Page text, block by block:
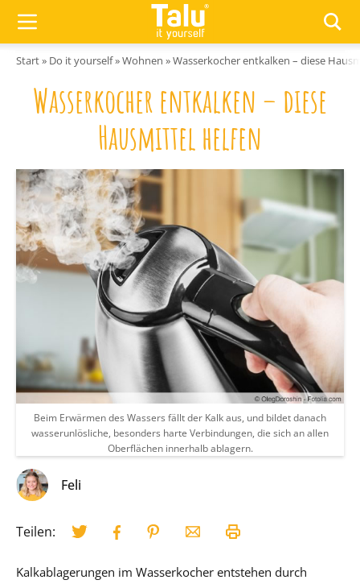
Start» Do it yourself»Wohnen »Wasserkocher entkalken – diese
Wasserkocher entkalken – diese
Hausmittel helfen
Beim Erwärmen des Wassers fällt der Kalk aus, und bildet danach
wasserunlösliche, besonders harte Verbindungen, die sich an allen
Oberflächen innerhalb ablagern.
Feli
Teilen:
Kalkablagerungen im Wasserkocher entstehen durch